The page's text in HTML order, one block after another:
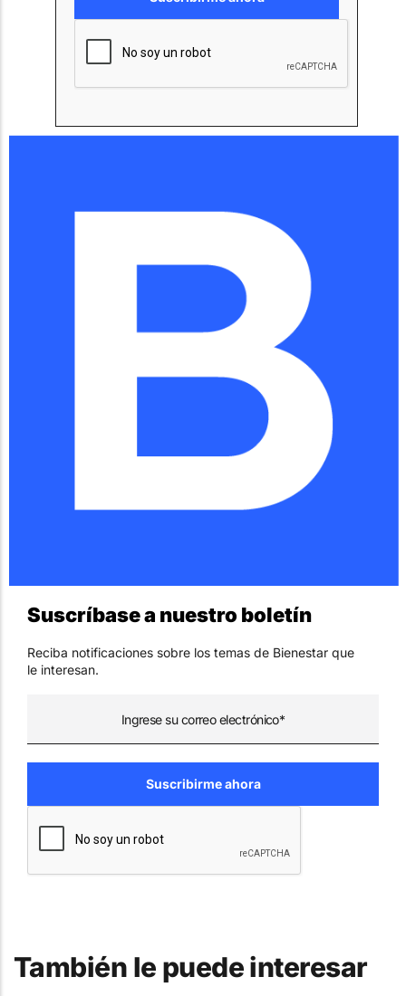
Suscríbase a nuestro boletín
Reciba notificaciones sobre los temas de Bienestar que
le interesan.
También le puede interesar